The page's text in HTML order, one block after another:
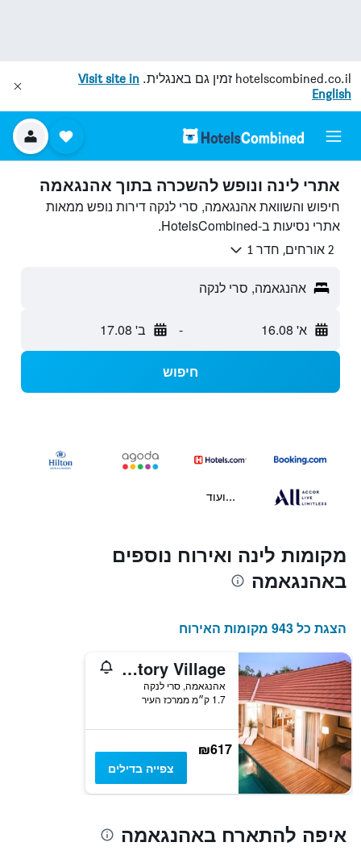
hotelscombined.co.il זמין גם באנגלית. Visit site in
English
אתרי לינה ונופש להשכרה בתוך אהנגאמה
חיפוש והשוואת אהנגאמה, סרי לנקה דירות נופש ממאות
אתרי נסיעות ב-HotelsCombined.
2 אורחים, חדר 1
אהנגאמה, סרי לנקה
א' 16.08 - ב' 17.08
חיפוש
...ועוד
מקומות לינה ואירוח נוספים
באהנגאמה
הצגת כל 943 מקומות האירוח
Good Story Village
אהנגאמה, סרי לנקה
1.7 ק״מ ממרכז העיר
₪617
צפייה בדילים
איפה להתארח באהנגאמה